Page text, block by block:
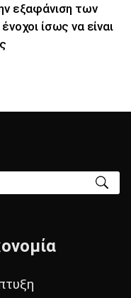
εξαφάνιση των
ίσως να είναι